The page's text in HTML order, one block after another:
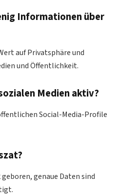
Informationen über
auf Privatsphäre und
und Öffentlichkeit.
Medien aktiv?
Social-Media-Profile
genaue Daten sind